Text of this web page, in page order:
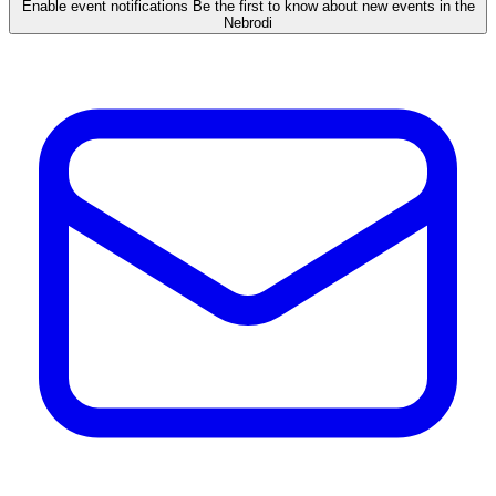
Enable event notifications Be the first to know about new events in the
Nebrodi